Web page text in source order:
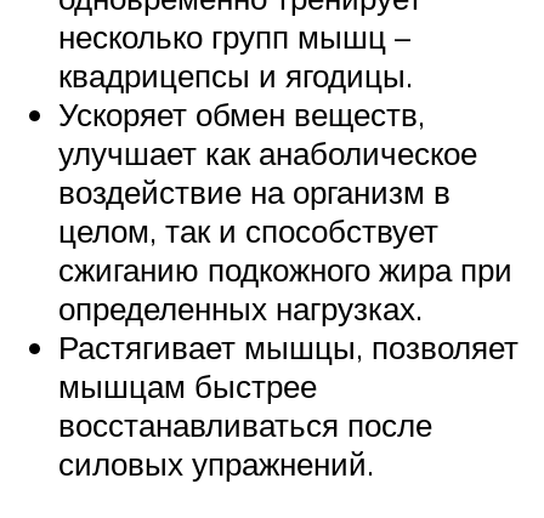
несколько групп мышц –
квадрицепсы и ягодицы.
Ускоряет обмен веществ,
улучшает как анаболическое
воздействие на организм в
целом, так и способствует
сжиганию подкожного жира при
определенных нагрузках.
Растягивает мышцы, позволяет
мышцам быстрее
восстанавливаться после
силовых упражнений.